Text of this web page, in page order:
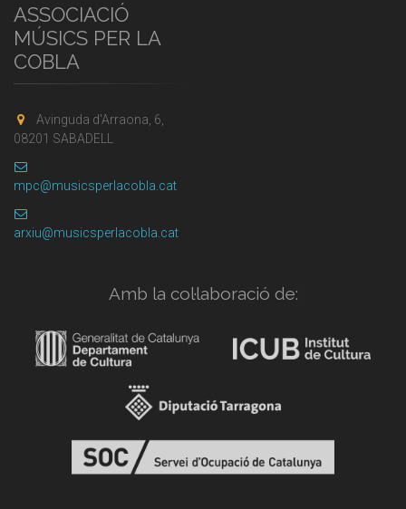
ASSOCIACIÓ
MÚSICS PER LA
COBLA
Avinguda d'Arraona, 6,
08201 SABADELL
mpc@musicsperlacobla.cat
arxiu@musicsperlacobla.cat
Amb la col·laboració de: